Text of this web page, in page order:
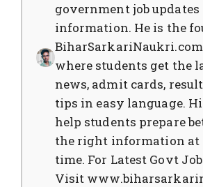
government job
information. He is the
where students get the
news, admit cards,
tips in easy language.
help students prepare
the right information
time. For Latest Govt
Visit